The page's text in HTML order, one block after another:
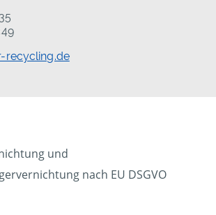
recycling.de
und
nach EU DSGVO